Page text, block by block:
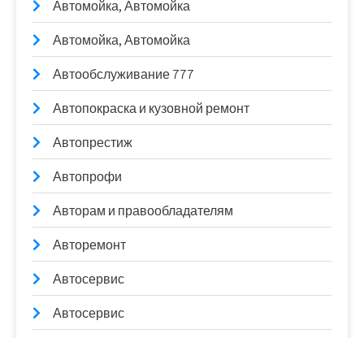
Автомойка, Автомойка
Автомойка, Автомойка
Автообслуживание 777
Автопокраска и кузовной ремонт
Автопрестиж
Автопрофи
Авторам и правообладателям
Авторемонт
Автосервис
Автосервис